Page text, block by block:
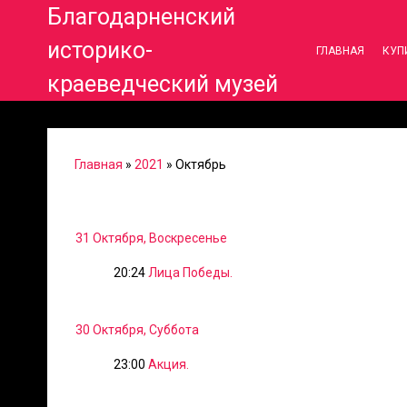
Благодарненский
историко-
краеведческий музей
ГЛАВНАЯ
Главная » 2021 » Октябрь
31 Октября, Воскресенье
20:24 Лица Победы.
30 Октября, Суббота
23:00 Акция.